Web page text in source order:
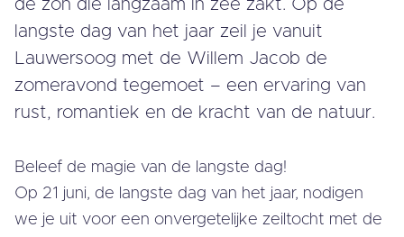
de zon die langzaam in zee zakt. Op de
langste dag van het jaar zeil je vanuit
Lauwersoog met de Willem Jacob de
zomeravond tegemoet – een ervaring van
rust, romantiek en de kracht van de natuur.
Beleef de magie van de langste dag!
Op 21 juni, de langste dag van het jaar, nodigen
we je uit voor een on­ver­ge­te­lij­ke zeiltocht met de